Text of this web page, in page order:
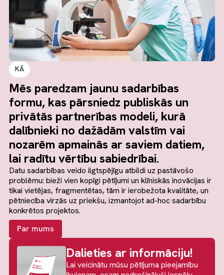
KĀ
Mēs paredzam jaunu sadarbības
formu, kas pārsniedz publiskās un
privātās partnerības modeli, kurā
dalībnieki no dažādām valstīm vai
nozarēm apmainās ar saviem datiem,
lai radītu vērtību sabiedrībai.
Datu sadarbības veido ilgtspējīgu atbildi uz pastāvošo
problēmu: bieži vien kopīgi pētījumi un klīniskās inovācijas ir
tikai vietējas, fragmentētas, tām ir ierobežota kvalitāte, un
pētniecība virzās uz priekšu, izmantojot ad-hoc sadarbību
konkrētos projektos.
Par mums
Dalieties ar informāciju!
Lai veicinātu mūsu pētījuma pieejamību